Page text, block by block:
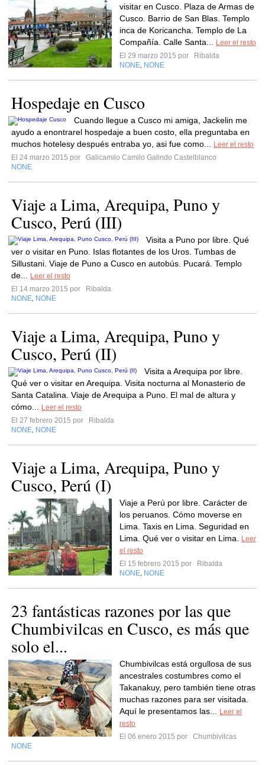
visitar en Cusco. Plaza de Armas de
Cusco. Barrio de San Blas. Templo
inca de Koricancha. Templo de La
Compañía. Calle Santa...
Leer el resto
El 29 marzo 2015 por
Ribalda
NONE NONE
Hospedaje en Cusco
Cuando llegue a Cusco mi amiga, Jackelin me
ayudo a enontrarel hospedaje a buen costo, ella preguntaba en
muchos hotelesy después entraba yo, asi fue como...
Leer el resto
El 24 marzo 2015 por
Galicamilo Camilo Galindo Castelblanco
NONE
Viaje a Lima, Arequipa, Puno y
Cusco, Perú (III)
Visita a Puno por libre. Qué
ver o visitar en Puno. Islas flotantes de los Uros. Tumbas de
Sillustani. Viaje de Puno a Cusco en autobús. Pucará. Templo
de...
Leer el resto
El 14 marzo 2015 por
Ribalda
NONE NONE
Viaje a Lima, Arequipa, Puno y
Cusco, Perú (II)
Visita a Arequipa por libre.
Qué ver o visitar en Arequipa. Visita nocturna al Monasterio de
Santa Catalina. Viaje de Arequipa a Puno. El mal de altura y
cómo...
Leer el resto
El 27 febrero 2015 por
Ribalda
NONE NONE
Viaje a Lima, Arequipa, Puno y
Cusco, Perú (I)
Viaje a Perú por libre. Carácter de
los peruanos. Cómo moverse en
Lima. Taxis en Lima. Seguridad en
Lima. Qué ver o visitar en Lima.
Leer
el resto
El 15 febrero 2015 por
Ribalda
NONE NONE
23 fantásticas razones por las que
Chumbivilcas en Cusco, es más que
solo el...
Chumbivilcas está orgullosa de sus
ancestrales costumbres como el
Takanakuy, pero también tiene otras
muchas razones para ser visitada.
Aquí le presentamos las...
Leer el
resto
El 06 enero 2015 por
Chumbivilcas
NONE